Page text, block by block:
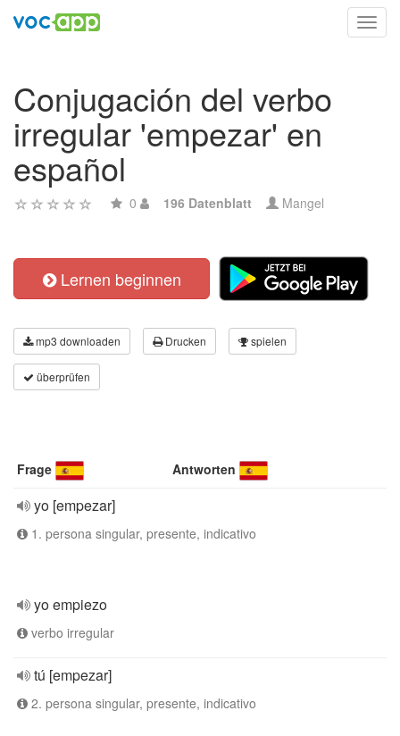
Conjugación del verbo
irregular 'empezar' en
español
0 196 Datenblatt Mangel
Lernen beginnen
mp3 downloaden Drucken spielen
überprüfen
Frage Antworten
yo [empezar]
1. persona singular, presente, indicativo
yo empiezo
verbo irregular
tú [empezar]
2. persona singular, presente, indicativo